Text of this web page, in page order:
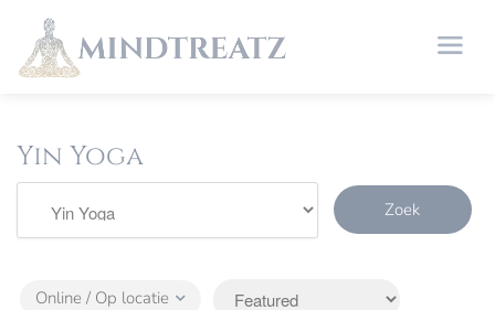
Yin Yoga
Zoek
Online / Op locatie